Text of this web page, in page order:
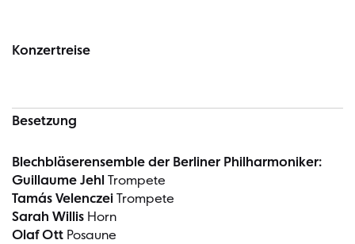
Konzertreise
Besetzung
Blechbläserensemble der Berliner Philharmoniker:
Guillaume Jehl Trompete
Tamás Velenczei Trompete
Sarah Willis Horn
Olaf Ott Posaune